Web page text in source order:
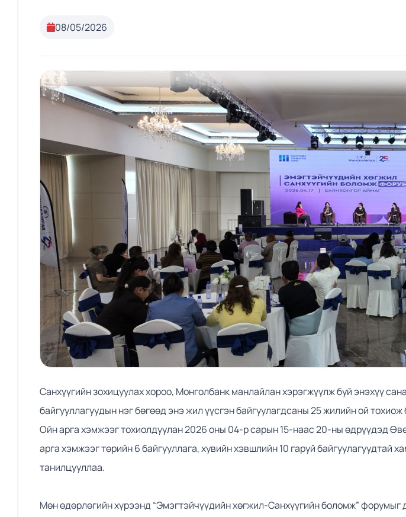
08/05/2026
Санхүүгийн зохицуулах хороо, Монголбанк манлайлан хэрэгжүүлж буй энэхүү
байгууллагуудын нэг бөгөөд энэ жил үүсгэн байгуулагдсаны 25 жилийн ой
Ойн арга хэмжээг тохиолдуулан 2026 оны 04-р сарын 15-наас 20-ны өдрүүдэд
арга хэмжээг төрийн 6 байгууллага, хувийн хэвшлийн 10 гаруй байгуулагуудтай
танилцууллаа.
Мөн өдөрлөгийн хүрээнд “Эмэгтэйчүүдийн хөгжил-Санхүүгийн боломж” форумыг